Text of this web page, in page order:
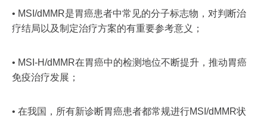
• MSI/dMMR是胃癌患者中常见的分子标志物，对判断治
疗结局以及制定治疗方案的有重要参考意义；
• MSI-H/dMMR在胃癌中的检测地位不断提升，推动胃癌
免疫治疗发展；
• 在我国，所有新诊断胃癌患者都常规进行MSI/dMMR状